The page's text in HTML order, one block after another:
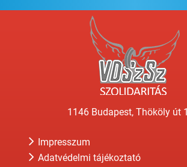
1146 Budapest, Thököly út
Impresszum
Adatvédelmi tájékoztató